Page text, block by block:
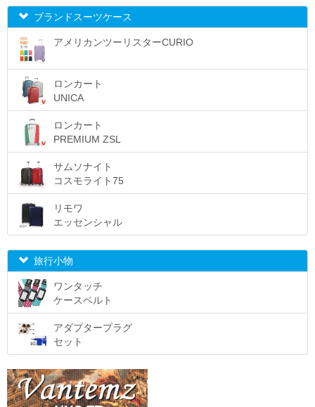
ブランドスーツケース
アメリカンツーリスターCURIO
ロンカート
UNICA
ロンカート
PREMIUM ZSL
サムソナイト
コスモライト75
リモワ
エッセンシャル
旅行小物
ワンタッチ
ケースベルト
アダプタープラグ
セット